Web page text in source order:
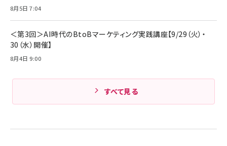
8月5日 7:04
＜第3回＞AI時代のBtoBマーケティング実践講座【9/29（火）・
30（水）開催】
8月4日 9:00
すべて見る